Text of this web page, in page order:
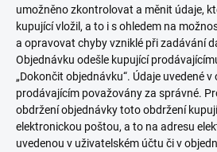
umožněno zkontrolovat a měnit údaje,
kupující vložil, a to i s ohledem na
a opravovat chyby vzniklé při zadávání
Objednávku odešle kupující
„Dokončit objednávku“. Údaje uvedené
prodávajícím považovány za správné.
obdržení objednávky toto obdržení
elektronickou poštou, a to na adresu
uvedenou v uživatelském účtu či v